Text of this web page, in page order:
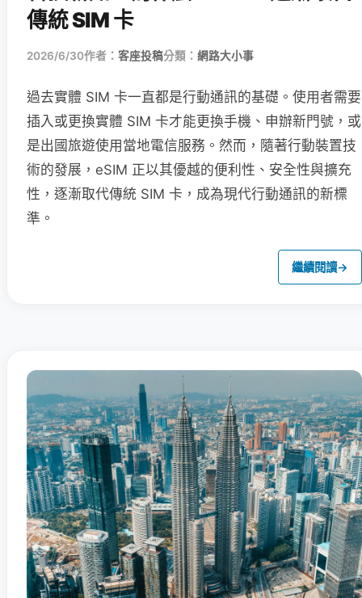
傳統 SIM 卡
2026/6/30作者： 客座投稿分類： 網路大小事
過去實體 SIM 卡一直都是行動通訊的基礎。使用者需要
插入或更換實體 SIM 卡才能更換手機、申辦新門號，或
是出國旅遊使用當地電信服務。然而，隨著行動裝置技
術的發展，eSIM 正以其優越的便利性、安全性與擴充
性，逐漸取代傳統 SIM 卡，成為現代行動通訊的新標
準。
繼續閱讀→